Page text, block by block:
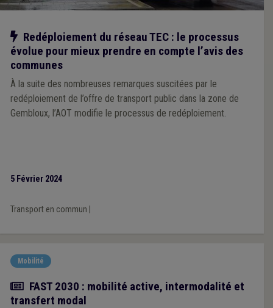
Notre action
Redéploiement du réseau TEC : le processus
évolue pour mieux prendre en compte l’avis des
communes
À la suite des nombreuses remarques suscitées par le
redéploiement de l’offre de transport public dans la zone de
Gembloux, l’AOT modifie le processus de redéploiement.
5 Février 2024
Transport en commun
Mobilité
Article
FAST 2030 : mobilité active, intermodalité et
transfert modal